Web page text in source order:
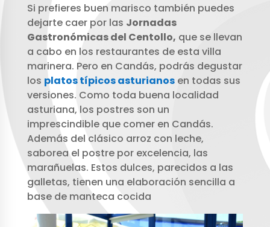
Si prefieres buen marisco también puedes
dejarte caer por las Jornadas
Gastronómicas del Centollo, que se llevan
a cabo en los restaurantes de esta villa
marinera. Pero en Candás, podrás degustar
los platos típicos asturianos en todas sus
versiones. Como toda buena localidad
asturiana, los postres son un
imprescindible que comer en Candás.
Además del clásico arroz con leche,
saborea el postre por excelencia, las
marañuelas. Estos dulces, parecidos a las
galletas, tienen una elaboración sencilla a
base de manteca cocida